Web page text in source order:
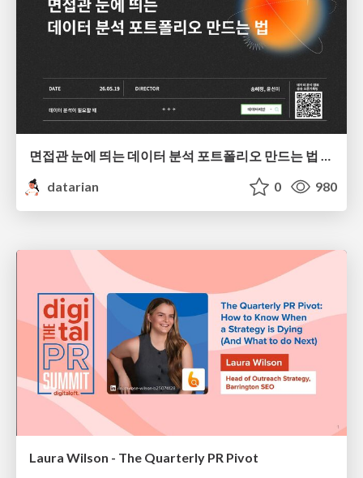
면접관 눈에 띄는 데이터 분석 포트폴리오 만드는 법 | 2026년 5월 세미나
datarian
0 980
Laura Wilson - The Quarterly PR Pivot